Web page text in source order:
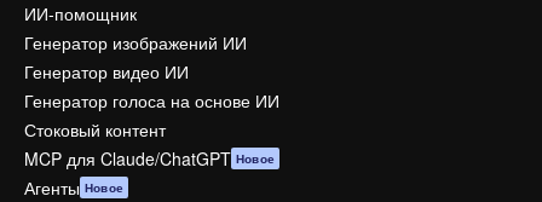
ИИ-помощник
Генератор изображений ИИ
Генератор видео ИИ
Генератор голоса на основе ИИ
Стоковый контент
MCP для Claude/ChatGPT Новое
Агенты Новое